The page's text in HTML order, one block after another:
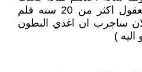
ذلك اجاب ( بقيت اغذي العقول اكثر من 20 سنه فلم
ساجرب ان اغذي البطون
)